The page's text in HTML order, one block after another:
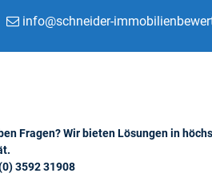
info@schneider-
Fragen? Wir bieten Lösungen in
3592 31908